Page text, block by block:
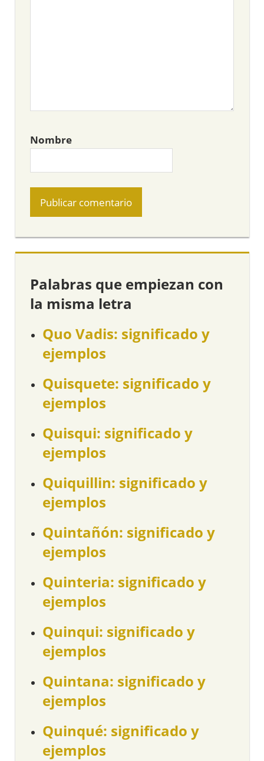
Nombre
Palabras que empiezan con
la misma letra
Quo Vadis: significado y
ejemplos
Quisquete: significado y
ejemplos
Quisqui: significado y
ejemplos
Quiquillin: significado y
ejemplos
Quintañón: significado y
ejemplos
Quinteria: significado y
ejemplos
Quinqui: significado y
ejemplos
Quintana: significado y
ejemplos
Quinqué: significado y
ejemplos